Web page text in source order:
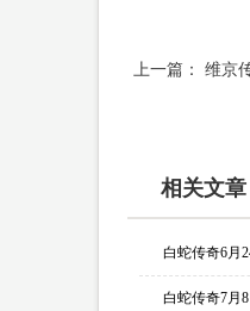
上一篇： 维京
相关文章
白蛇传奇6月
白蛇传奇7月